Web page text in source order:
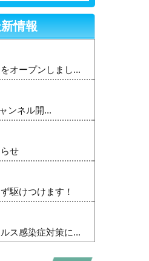
情報
オープンしまし...
ンネル開...
せ
駆けつけます！
ス感染症対策に...